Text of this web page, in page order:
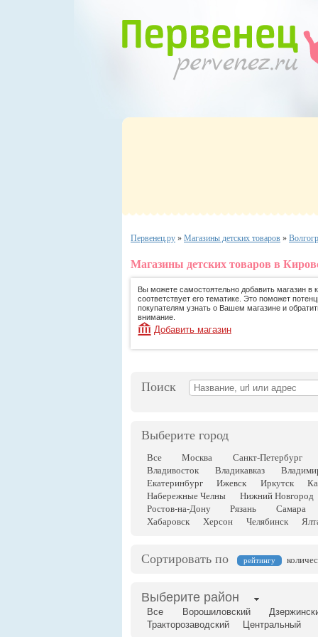
Первенец.ру » Магазины детских товаров »
Магазины детских товаров в
Вы можете самостоятельно добавить магазин в
соответствует его тематике. Это поможет
покупателям узнать о Вашем магазине и
внимание.
Добавить магазин
Поиск
Выберите город
Все Москва Санкт-Петербург
Владивосток
Владикавказ
Екатеринбург
Ижевск Иркутск
Набережные Челны
Нижний Новгород
Ростов-на-Дону
Рязань Самара
Хабаровск
Херсон Челябинск
Сортировать по рейтингу
Выберите район
Все Ворошиловский
Тракторозаводский
Центральный